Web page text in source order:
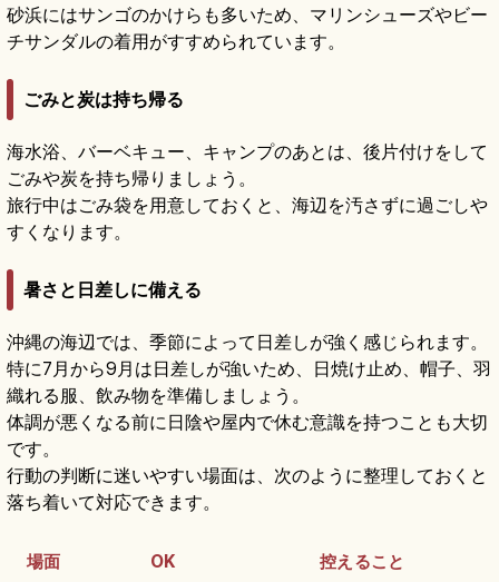
砂浜にはサンゴのかけらも多いため、マリンシューズやビー
チサンダルの着用がすすめられています。
ごみと炭は持ち帰る
海水浴、バーベキュー、キャンプのあとは、後片付けをして
ごみや炭を持ち帰りましょう。
旅行中はごみ袋を用意しておくと、海辺を汚さずに過ごしや
すくなります。
暑さと日差しに備える
沖縄の海辺では、季節によって日差しが強く感じられます。
特に7月から9月は日差しが強いため、日焼け止め、帽子、羽
織れる服、飲み物を準備しましょう。
体調が悪くなる前に日陰や屋内で休む意識を持つことも大切
です。
行動の判断に迷いやすい場面は、次のように整理しておくと
落ち着いて対応できます。
場面 OK 控えること